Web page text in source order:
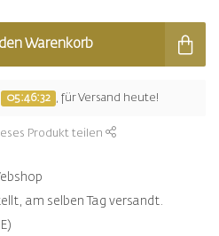
den Warenkorb
05:46:32 , für Versand heute!
Produkt teilen
am selben Tag versandt.